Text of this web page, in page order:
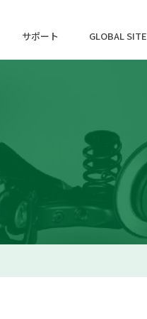
サポート GLOBAL SITE